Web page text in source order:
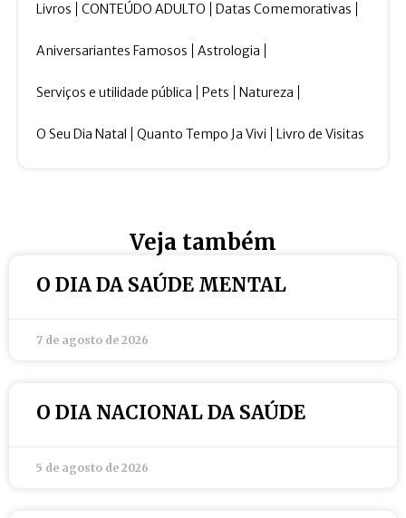
Livros CONTEÚDO ADULTO Datas Comemorativas
Aniversariantes Famosos Astrologia
Serviços e utilidade pública Pets Natureza
O Seu Dia Natal Quanto Tempo Ja Vivi Livro de Visitas
Veja também
O DIA DA SAÚDE MENTAL
7 de agosto de 2026
O DIA NACIONAL DA SAÚDE
5 de agosto de 2026